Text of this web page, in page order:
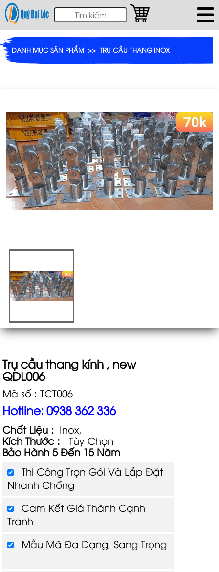
DANH MỤC SẢN PHẨM >> TRỤ CẦU THANG INOX
Trụ cầu thang kính , new
QDL006
Mã số : TCT006
Hotline: 0938 362 336
Chất Liệu : Inox,
Kích Thước : Tùy Chọn
Bảo Hành 5 Đến 15 Năm
Thi Công Trọn Gói Và Lắp Đặt
Nhanh Chống
Cam Kết Giá Thành Cạnh
Tranh
Mẫu Mã Đa Dạng, Sang Trọng